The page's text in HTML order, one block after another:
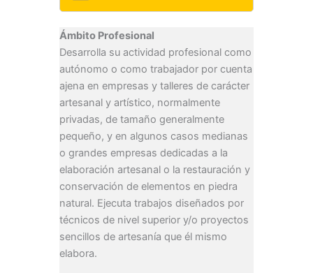
Ámbito Profesional
Desarrolla su actividad profesional como
autónomo o como trabajador por cuenta
ajena en empresas y talleres de carácter
artesanal y artístico, normalmente
privadas, de tamaño generalmente
pequeño, y en algunos casos medianas
o grandes empresas dedicadas a la
elaboración artesanal o la restauración y
conservación de elementos en piedra
natural. Ejecuta trabajos diseñados por
técnicos de nivel superior y/o proyectos
sencillos de artesanía que él mismo
elabora.